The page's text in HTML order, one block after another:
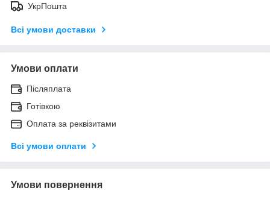
УкрПошта
Всі умови доставки
Умови оплати
Післяплата
Готівкою
Оплата за реквізитами
Всі умови оплати
Умови повернення